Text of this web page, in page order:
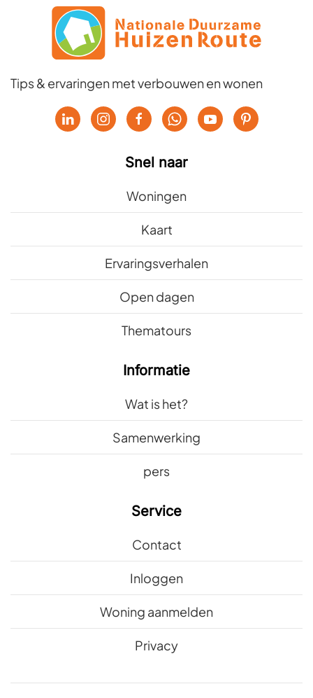
Tips & ervaringen met verbouwen en wonen
Snel naar
Woningen
Kaart
Ervaringsverhalen
Open dagen
Thematours
Informatie
Wat is het?
Samenwerking
pers
Service
Contact
Inloggen
Woning aanmelden
Privacy